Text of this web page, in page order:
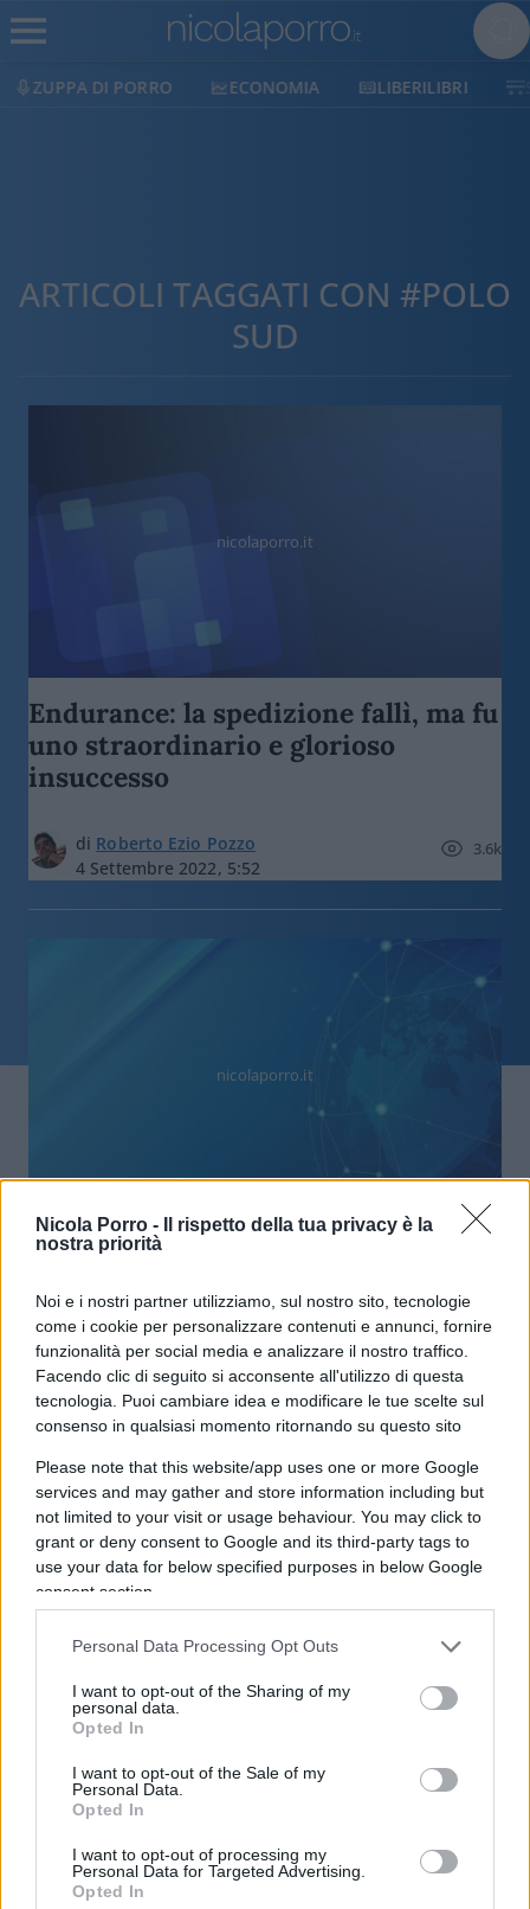
Nicola Porro -
Il rispetto della tua privacy è la
nostra priorità
Noi e i nostri partner utilizziamo, sul nostro sito, tecnologie
come i cookie per personalizzare contenuti e annunci, fornire
funzionalità per social media e analizzare il nostro traffico.
Facendo clic di seguito si acconsente all'utilizzo di questa
tecnologia. Puoi cambiare idea e modificare le tue scelte sul
consenso in qualsiasi momento ritornando su questo sito
Please note that this website/app uses one or more Google
services and may gather and store information including but
not limited to your visit or usage behaviour. You may click to
grant or deny consent to Google and its third-party tags to
use your data for below specified purposes in below Google
consent section.
Personal Data Processing Opt Outs
I want to opt-out of the Sharing of my
personal data.
Opted In
I want to opt-out of the Sale of my
Personal Data.
Opted In
I want to opt-out of processing my
Personal Data for Targeted Advertising.
Opted In
ZUPPA DI PORRO ECONOMIA LIBERILIBRI
ARTICOLI TAGGATI CON #POLO
SUD
nicolaporro.it
Endurance: la spedizione fallì, ma fu
uno straordinario e glorioso
insuccesso
di Roberto Ezio Pozzo
4 Settembre 2022, 5:52
3.6k
nicolaporro.it
La ricerca della salvezza, arrivo a
diRoberto Ezio Pozzo
21 Agosto 2022, 5:51
nicolaporro.it
La “Endurance” è persa, ma la
spedizione prosegue: terza puntata
Roberto Ezio Pozzo
7 Agosto 2022, 7:39